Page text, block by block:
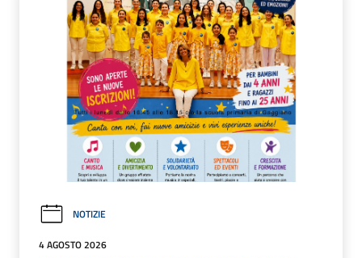
NOTIZIE
4 AGOSTO 2026